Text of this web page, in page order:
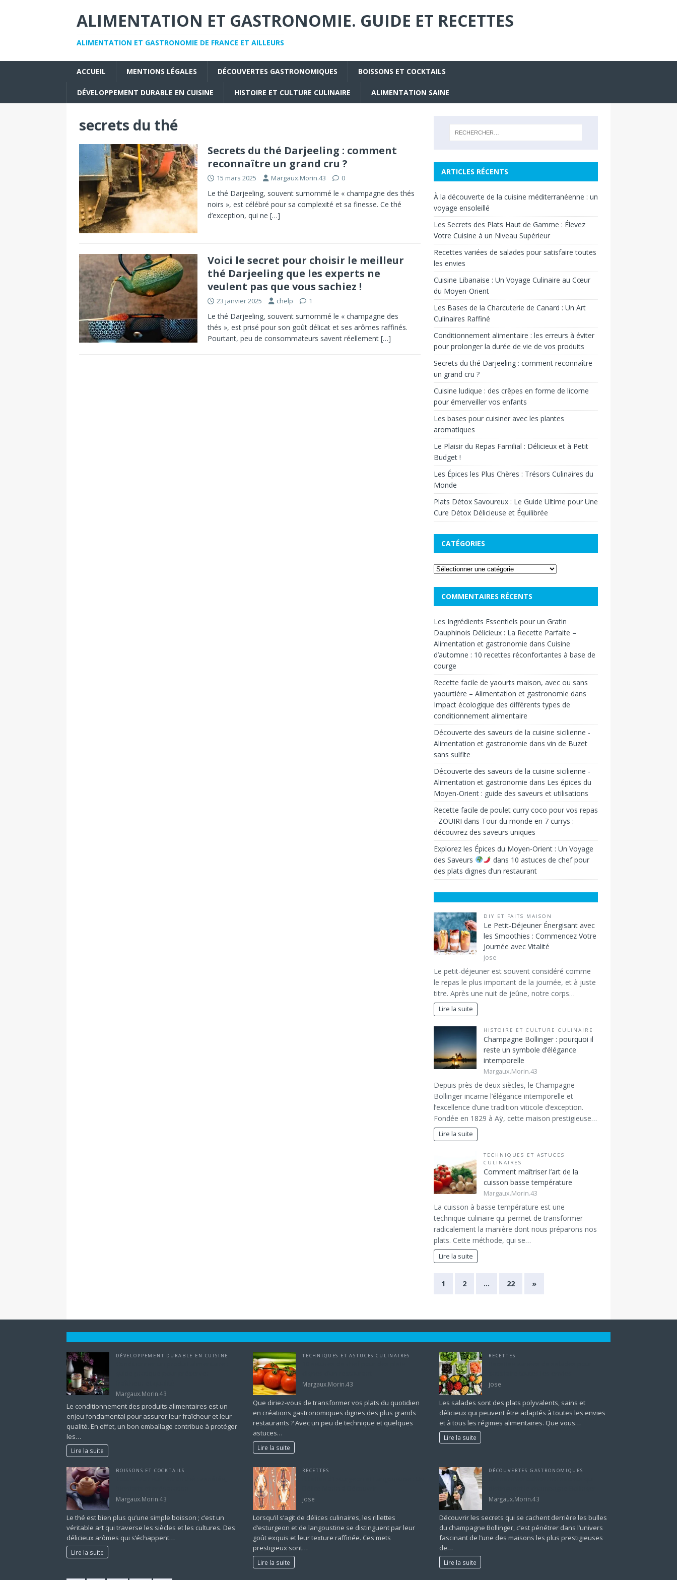
ALIMENTATION ET GASTRONOMIE. GUIDE ET RECETTES
ALIMENTATION ET GASTRONOMIE DE FRANCE ET AILLEURS
ACCUEIL MENTIONS LÉGALES DÉCOUVERTES GASTRONOMIQUES BOISSONS ET COCKTAILS
DÉVELOPPEMENT DURABLE EN CUISINE HISTOIRE ET CULTURE CULINAIRE ALIMENTATION SAINE
secrets du thé
Secrets du thé Darjeeling : comment
reconnaître un grand cru ?
15 mars 2025 Margaux.Morin.43 0
Le thé Darjeeling, souvent surnommé le « champagne des thés
noirs », est célébré pour sa complexité et sa finesse. Ce thé
d’exception, qui ne […]
Voici le secret pour choisir le meilleur
thé Darjeeling que les experts ne
veulent pas que vous sachiez !
23 janvier 2025 chelp 1
Le thé Darjeeling, souvent surnommé le « champagne des
thés », est prisé pour son goût délicat et ses arômes raffinés.
Pourtant, peu de consommateurs savent réellement […]
ARTICLES RÉCENTS
À la découverte de la cuisine méditerranéenne : un
voyage ensoleillé
Les Secrets des Plats Haut de Gamme : Élevez
Votre Cuisine à un Niveau Supérieur
Recettes variées de salades pour satisfaire toutes
les envies
Cuisine Libanaise : Un Voyage Culinaire au Cœur
du Moyen-Orient
Les Bases de la Charcuterie de Canard : Un Art
Culinaires Raffiné
Conditionnement alimentaire : les erreurs à éviter
pour prolonger la durée de vie de vos produits
Secrets du thé Darjeeling : comment reconnaître
un grand cru ?
Cuisine ludique : des crêpes en forme de licorne
pour émerveiller vos enfants
Les bases pour cuisiner avec les plantes
aromatiques
Le Plaisir du Repas Familial : Délicieux et à Petit
Budget !
Les Épices les Plus Chères : Trésors Culinaires du
Monde
Plats Détox Savoureux : Le Guide Ultime pour Une
Cure Détox Délicieuse et Équilibrée
CATÉGORIES
COMMENTAIRES RÉCENTS
Les Ingrédients Essentiels pour un Gratin
Dauphinois Délicieux : La Recette Parfaite –
Alimentation et gastronomie dans Cuisine
d’automne : 10 recettes réconfortantes à base de
courge
Recette facile de yaourts maison, avec ou sans
yaourtière – Alimentation et gastronomie dans
Impact écologique des différents types de
conditionnement alimentaire
Découverte des saveurs de la cuisine sicilienne -
Alimentation et gastronomie dans vin de Buzet
sans sulfite
Découverte des saveurs de la cuisine sicilienne -
Alimentation et gastronomie dans Les épices du
Moyen-Orient : guide des saveurs et utilisations
Recette facile de poulet curry coco pour vos repas
- ZOUIRI dans Tour du monde en 7 currys :
découvrez des saveurs uniques
Explorez les Épices du Moyen-Orient : Un Voyage
des Saveurs
dans 10 astuces de chef pour
des plats dignes d’un restaurant
DIY ET FAITS MAISON
Le Petit-Déjeuner Énergisant avec
les Smoothies : Commencez Votre
Journée avec Vitalité
jose
Le petit-déjeuner est souvent considéré comme
le repas le plus important de la journée, et à juste
titre. Après une nuit de jeûne, notre corps…
Lire la suite
HISTOIRE ET CULTURE CULINAIRE
Champagne Bollinger : pourquoi il
reste un symbole d’élégance
intemporelle
Margaux.Morin.43
Depuis près de deux siècles, le Champagne
Bollinger incarne l’élégance intemporelle et
l’excellence d’une tradition viticole d’exception.
Fondée en 1829 à Aÿ, cette maison prestigieuse…
Lire la suite
TECHNIQUES ET ASTUCES
CULINAIRES
Comment maîtriser l’art de la
cuisson basse température
Margaux.Morin.43
La cuisson à basse température est une
technique culinaire qui permet de transformer
radicalement la manière dont nous préparons nos
plats. Cette méthode, qui se…
Lire la suite
1 2 … 22 »
DÉVELOPPEMENT DURABLE EN CUISINE
Margaux.Morin.43
Le conditionnement des produits alimentaires est un
enjeu fondamental pour assurer leur fraîcheur et leur
qualité. En effet, un bon emballage contribue à protéger
les…
Lire la suite
TECHNIQUES ET ASTUCES CULINAIRES
Margaux.Morin.43
Que diriez-vous de transformer vos plats du quotidien
en créations gastronomiques dignes des plus grands
restaurants ? Avec un peu de technique et quelques
astuces…
Lire la suite
RECETTES
jose
Les salades sont des plats polyvalents, sains et
délicieux qui peuvent être adaptés à toutes les envies
et à tous les régimes alimentaires. Que vous…
Lire la suite
BOISSONS ET COCKTAILS
Margaux.Morin.43
Le thé est bien plus qu’une simple boisson ; c’est un
véritable art qui traverse les siècles et les cultures. Des
délicieux arômes qui s’échappent…
Lire la suite
RECETTES
jose
Lorsqu’il s’agit de délices culinaires, les rillettes
d’esturgeon et de langoustine se distinguent par leur
goût exquis et leur texture raffinée. Ces mets
prestigieux sont…
Lire la suite
DÉCOUVERTES GASTRONOMIQUES
Margaux.Morin.43
Découvrir les secrets qui se cachent derrière les bulles
du champagne Bollinger, c’est pénétrer dans l’univers
fascinant de l’une des maisons les plus prestigieuses
de…
Lire la suite